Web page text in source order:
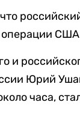
операции
и
Юрий
часа,